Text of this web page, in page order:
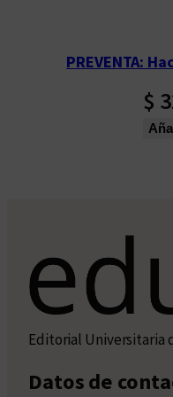
PREVENTA:
$
Editorial Universitaria
Datos de